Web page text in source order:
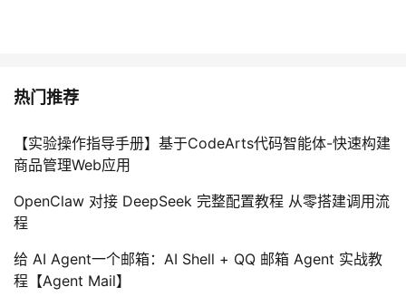
热门推荐
【实验操作指导手册】基于CodeArts代码智能体-快速构建
商品管理Web应用
OpenClaw 对接 DeepSeek 完整配置教程 从零搭建调用流
程
给 AI Agent一个邮箱：AI Shell + QQ 邮箱 Agent 实战教
程【Agent Mail】